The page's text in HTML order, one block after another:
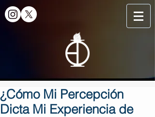
¿Cómo Mi Percepción
Dicta Mi Experiencia de